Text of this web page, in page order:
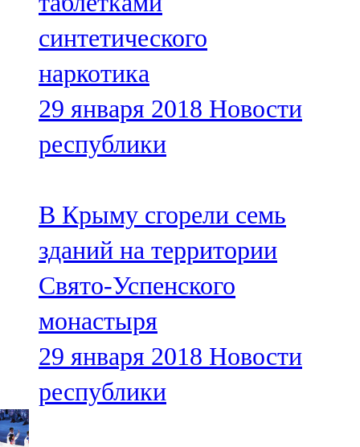
71,51 FM
Кукмара
107,9 FM
Лениногорский
102,1 FM
106,2 FM
Минзәлә
107,3 FM
Мөслим
100,0 FM
Нурлат
синтетического
наркотика
29 января 2018 Новости
республики
В Крыму сгорели семь
зданий на территории
Свято-Успенского
монастыря
29 января 2018 Новости
республики